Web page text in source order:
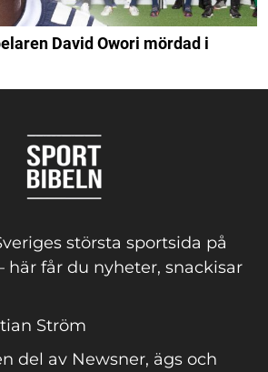
David Owori mördad i
största sportsida på
här får du nyheter, snackisar
Ström
del av Newsner, ägs och